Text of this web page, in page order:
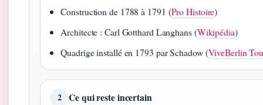
Construction de 1788 à 1791 (Pro Histoire)
Architecte : Carl Gotthard Langhans (Wikipédia)
Quadrige installé en 1793 par Schadow (ViveBerlin
2 Ce qui reste incertain